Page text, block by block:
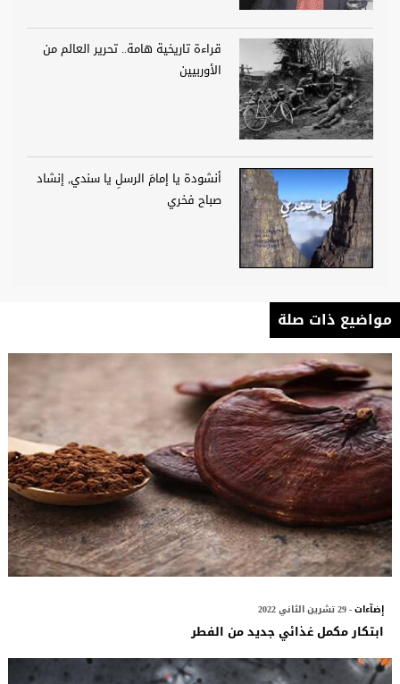
قراءة تاريخية هامة.. تحرير العالم من
الأوربيين
أنشودة يا إمامَ الرسلِ يا سندي, إنشاد
صباح فخري
مواضيع ذات صلة
إضآءات- 29 تشرين الثاني 2022
ابتكار مكمل غذائي جديد من الفطر